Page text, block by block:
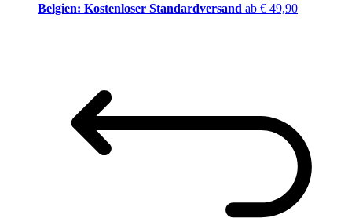
Belgien: Kostenloser Standardversand ab € 49,90